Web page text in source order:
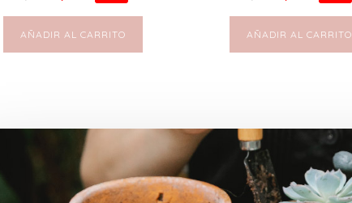
AÑADIR AL CARRITO AÑADIR AL CARRITO